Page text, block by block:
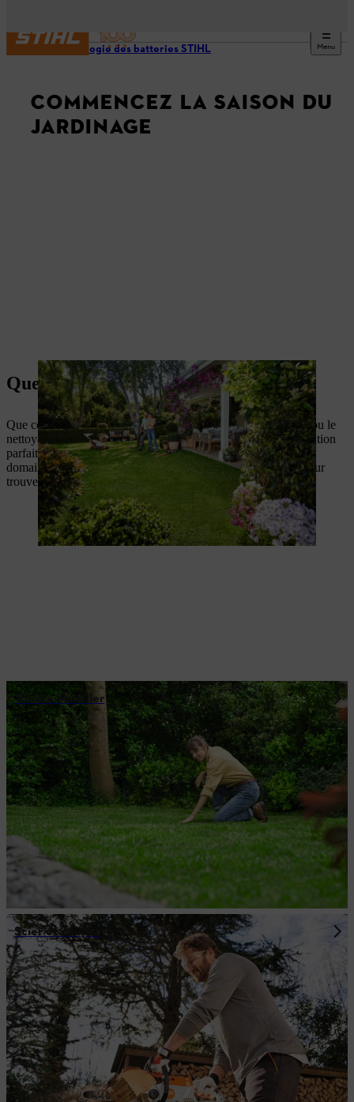
Menu
Technologie des batteries STIHL
COMMENCEZ LA SAISON DU
JARDINAGE
Que comptez-vous faire ?
Que ce soit pour une pelouse parfaite, une coupe confortable ou le
nettoyage de la maison et du jardin – STIHL vous offre la solution
parfaite pour vos prochains projets. Choisissez simplement un
domaine d’application ci-dessous et comparez nos produits pour
trouver l’appareil STIHL qui vous convient le mieux !
Tondre et tailler
Scier et couper